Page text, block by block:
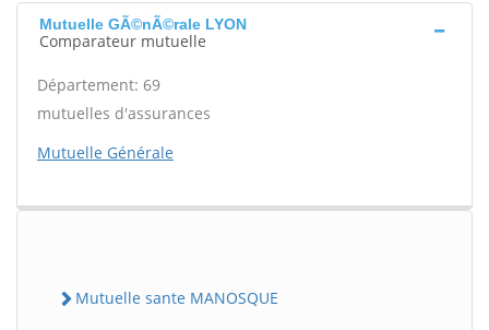
Mutuelle GÃ©nÃ©rale LYON
Comparateur mutuelle
Département: 69
mutuelles d'assurances
Mutuelle Générale
Mutuelle sante MANOSQUE